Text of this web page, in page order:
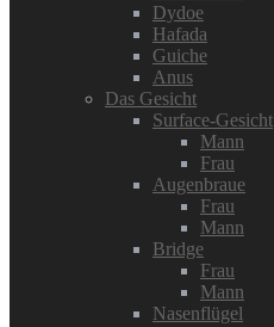
Dydoe
Hafada
Guiche
Anus
Das Gesicht
Surface-Gesicht
Mann
Frau
Augenbraue
Frau
Mann
Bridge
Frau
Mann
Nasenflügel